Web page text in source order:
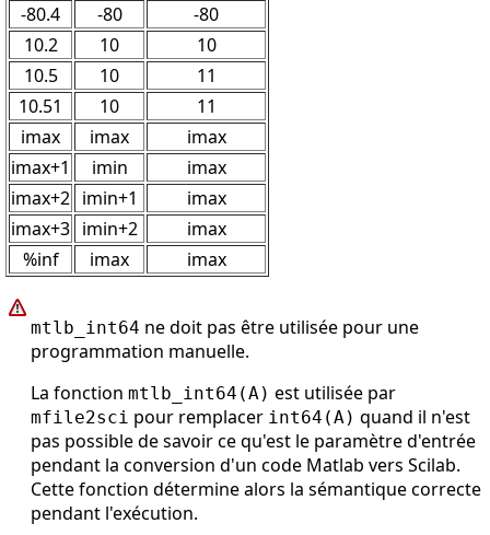
-80.4
-80
-80
10.2
10
10
10.5
10
11
10.51
10
11
imax
imax
imax
imax+1
imin
imax
imax+2 imin+1
imax
imax+3 imin+2
imax
%inf
imax imax
mtlb_int64 ne doit pas être utilisée pour une
programmation manuelle.
La fonction mtlb_int64(A) est utilisée par
mfile2sci pour remplacer int64(A) quand il n'est
pas possible de savoir ce qu'est le paramètre d'entrée
pendant la conversion d'un code Matlab vers Scilab.
Cette fonction détermine alors la sémantique correcte
pendant l'exécution.